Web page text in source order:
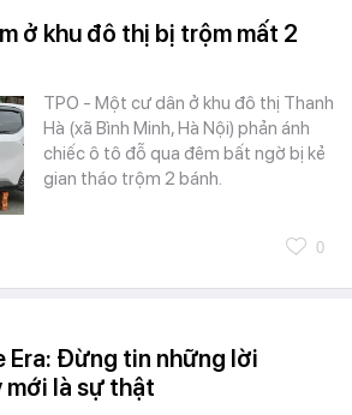
ở khu đô thị bị trộm mất 2
TPO - Một cư dân ở khu đô thị Thanh
Hà (xã Bình Minh, Hà Nội) phản ánh
chiếc ô tô đỗ qua đêm bất ngờ bị kẻ
gian tháo trộm 2 bánh.
0
Era: Đừng tin những lời
mới là sự thật